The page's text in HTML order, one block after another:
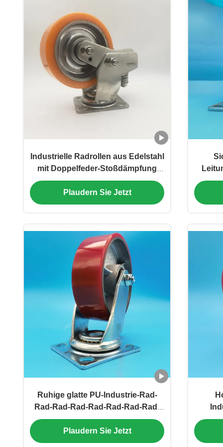
Industrielle Radrollen aus Edelstahl
mit Doppelfeder-Stoßdämpfung
und Polyurethan-Rädern für
schwere Anwendungen
Plaudern Sie Jetzt
Ruhige glatte PU-Industrie-Rad-
Rad-Rad-Rad-Rad-Rad-Rad-Rad-
Rad-Rad-Rad-Rad-Rad-Rad-Rad-
Rad-Rad-Rad-Rad-Rad-Rad-Rad-
Rad-Rad-Rad-Rad-Rad-Rad-Rad-
Plaudern Sie Jetzt